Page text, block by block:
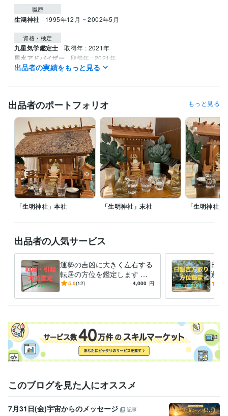
職歴
生鴻神社 1995年12月 ~ 2002年5月
資格・検定
九星気学鑑定士 取得年 : 2021年
風水アドバイザー 取得年 : 2021年
姓名判断鑑定士 取得年 : 2022年
調理師 取得年 : 1990年
その他ツール
神道行者（神道指紋易・神霊伺い・御祈願・お祓い等）:28年
霊相（霊視・除霊・浄霊等）:28年九星気学鑑定（方位学）:28年
霊理姓名学判断（鑑定）:27年
得意分野
占い 九星気学鑑定 病気平癒（霊視・浄霊） 心願成就 水子霊供養
故人供養
九星気学 方位学 運命学 占い 開運 神道 御祈願 霊視
お祓い
供養
出品者の実績をもっと見る
出品者のポートフォリオ もっと見る
「生明神社」本社 「生明神社」末社 「生明神社」
出品者の人気サービス
運勢の吉凶に大きく左右する
転居の方位を鑑定します ー
転居・引越で人生を狂わさな
ー
5.0(12) 4,000 円
日盤
運に
ー
定）
このブログを見た人にオススメ
7月31日(金)宇宙からのメッセージ
記事